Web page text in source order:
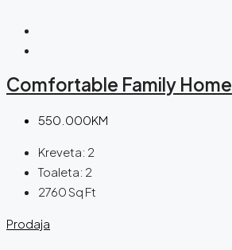
Comfortable Family Home
550.000KM
Kreveta: 2
Toaleta: 2
2760Sq Ft
Prodaja